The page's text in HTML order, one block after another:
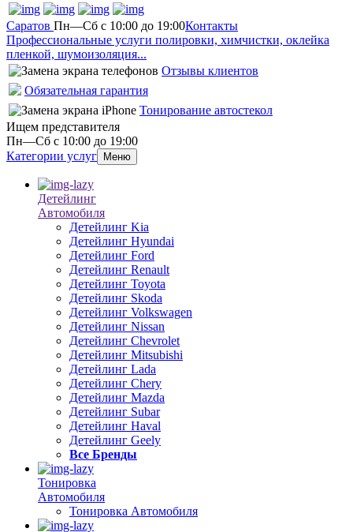
Саратов Пн—Сб с 10:00 до 19:00Контакты
Профессиональные услуги полировки, химчистки, оклейка
пленкой, шумоизоляция...
Отзывы клиентов
Обязательная гарантия
Тонирование автостекол
Ищем представителя
Пн—Сб с 10:00 до 19:00
Категории услуг
Меню
Детейлинг
Автомобиля
Детейлинг Kia
Детейлинг Hyundai
Детейлинг Ford
Детейлинг Renault
Детейлинг Toyota
Детейлинг Skoda
Детейлинг Volkswagen
Детейлинг Nissan
Детейлинг Chevrolet
Детейлинг Mitsubishi
Детейлинг Lada
Детейлинг Chery
Детейлинг Mazda
Детейлинг Subar
Детейлинг Haval
Детейлинг Geely
Все Бренды
Тонировка
Автомобиля
Тонировка Автомобиля